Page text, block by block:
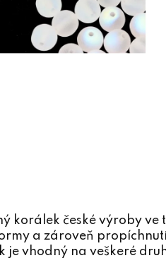
korálek české výroby
a zároveň
je vhodný na veškeré